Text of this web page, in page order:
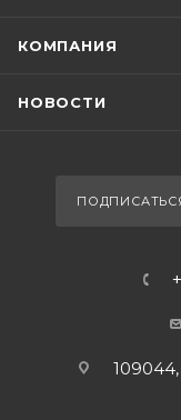
КОМПАНИЯ
НОВОСТИ